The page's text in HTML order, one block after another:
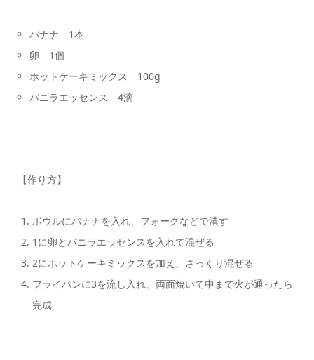
バナナ 1本
卵 1個
ホットケーキミックス 100g
バニラエッセンス 4滴
【作り方】
ボウルにバナナを入れ、フォークなどで潰す
1に卵とバニラエッセンスを入れて混ぜる
2にホットケーキミックスを加え、さっくり混ぜる
フライパンに3を流し入れ、両面焼いて中まで火が通ったら
完成